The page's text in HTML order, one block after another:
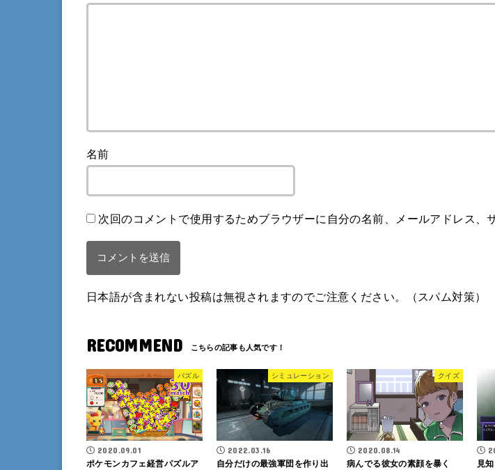
名前
次回のコメントで使用するためブラウザーに自分の名前、メールアドレス、
日本語が含まれない投稿は無視されますのでご注意ください。（スパム対策）
RECOMMEND
パズル
2020.09.01
ポケモンカフェ経営パズルア
シミュレーション
2022.03.16
自分だけの最強軍団を作り出
クイズ
2020.08.14
病んでる彼女の素顔を暴く
見